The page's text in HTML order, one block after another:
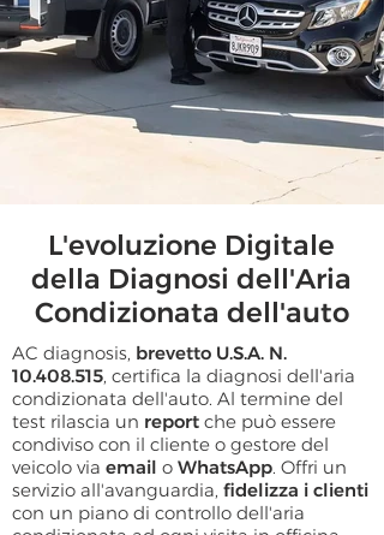
L'evoluzione Digitale
della Diagnosi dell'Aria
Condizionata dell'auto
AC diagnosis, brevetto U.S.A. N.
10.408.515, certifica la diagnosi dell'aria
condizionata dell'auto. Al termine del
test rilascia un report che può essere
condiviso con il cliente o gestore del
veicolo via email o WhatsApp. Offri un
servizio all'avanguardia, fidelizza i clienti
con un piano di controllo dell'aria